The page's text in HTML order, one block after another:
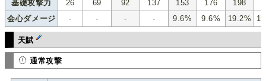
基礎攻撃力
26 69 92 137 153 176 198
会心ダメージ
- - - - 9.6% 9.6% 19.2%
天賦
通常攻撃